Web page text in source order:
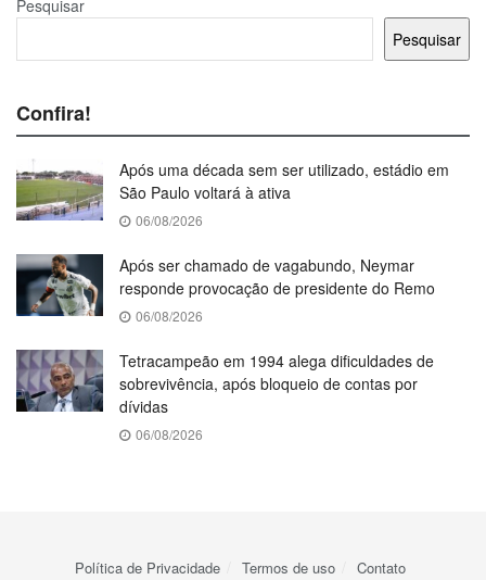
Pesquisar
Pesquisar
Confira!
Após uma década sem ser utilizado, estádio em
São Paulo voltará à ativa
06/08/2026
Após ser chamado de vagabundo, Neymar
responde provocação de presidente do Remo
06/08/2026
Tetracampeão em 1994 alega dificuldades de
sobrevivência, após bloqueio de contas por
dívidas
06/08/2026
Política de Privacidade Termos de uso Contato